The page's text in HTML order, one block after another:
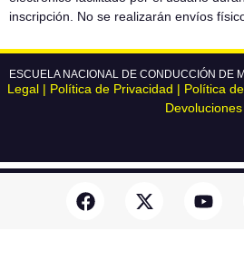
inscripción. No se realizarán envíos
ESCUELA NACIONAL DE CONDUCCIÓN DE
Legal | Política de Privacidad | Política
Devoluciones